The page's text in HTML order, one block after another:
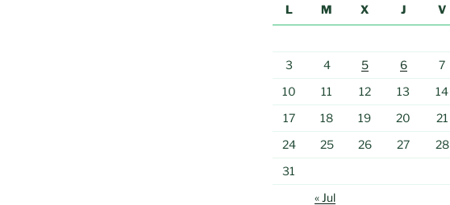
L
M X J V
3
4 5 6 7
10
11 12 13 14
17
18 19 20 21
24
25 26 27 28
31
« Jul